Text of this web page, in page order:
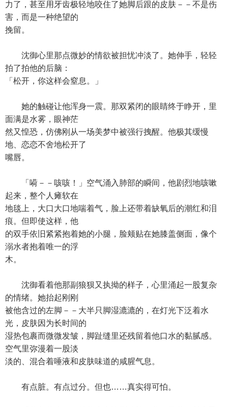
力了，甚至用牙齿极轻地咬住了她脚后跟的皮肤－－不是伤
害，而是一种绝望的
挽留。
沈御心里那点微妙的情欲被担忧冲淡了。她伸手，轻轻
拍了拍他的后脑：
「松开，你这样会窒息。」
她的触碰让他浑身一震。那双紧闭的眼睛终于睁开，里
面满是水雾，眼神茫
然又惶恐，仿佛刚从一场美梦中被强行拽醒。他极其缓慢
地、恋恋不舍地松开了
嘴唇。
「嗬－－咳咳！」空气涌入肺部的瞬间，他剧烈地咳嗽
起来，整个人瘫软在
地毯上，大口大口地喘着气，脸上还带着缺氧后的潮红和泪
痕。但即使这样，他
的双手依旧紧紧抱着她的小腿，脸颊贴在她膝盖侧面，像个
溺水者抱着唯一的浮
木。
沈御看着他那副狼狈又执拗的样子，心里涌起一股复杂
的情绪。她抬起刚刚
被他含过的左脚－－大半只脚湿漉漉的，在灯光下泛着水
光，皮肤因为长时间的
湿热包裹而微微发皱，脚趾缝里还残留着他口水的黏腻感。
空气里弥漫着一股淡
淡的、混合着唾液和皮肤味道的咸腥气息。
有点脏。有点过分。但也……真实得可怕。